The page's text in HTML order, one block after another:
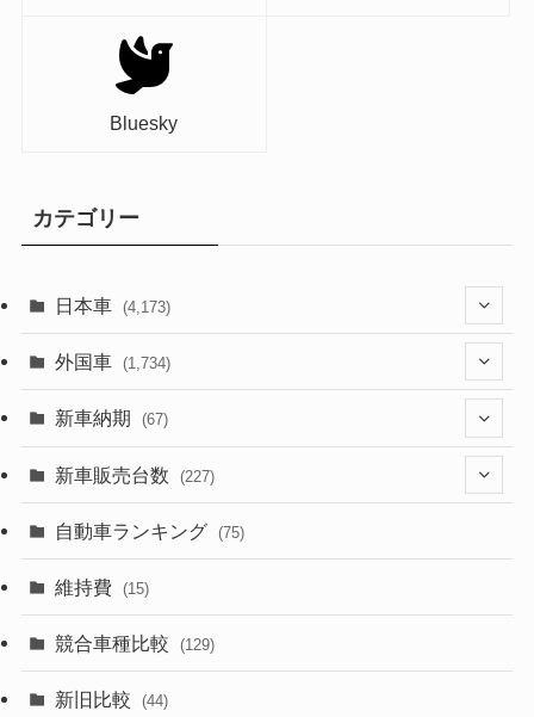
Bluesky
カテゴリー
日本車 (4,173)
(1,321)
(329)
(357)
(328)
外国車 (1,734)
(242)
(85)
(84)
新車納期 (67)
(28)
(8)
(3)
新車販売台数 (227)
(21)
自動車ランキング (75)
維持費 (15)
競合車種比較 (129)
新旧比較 (44)